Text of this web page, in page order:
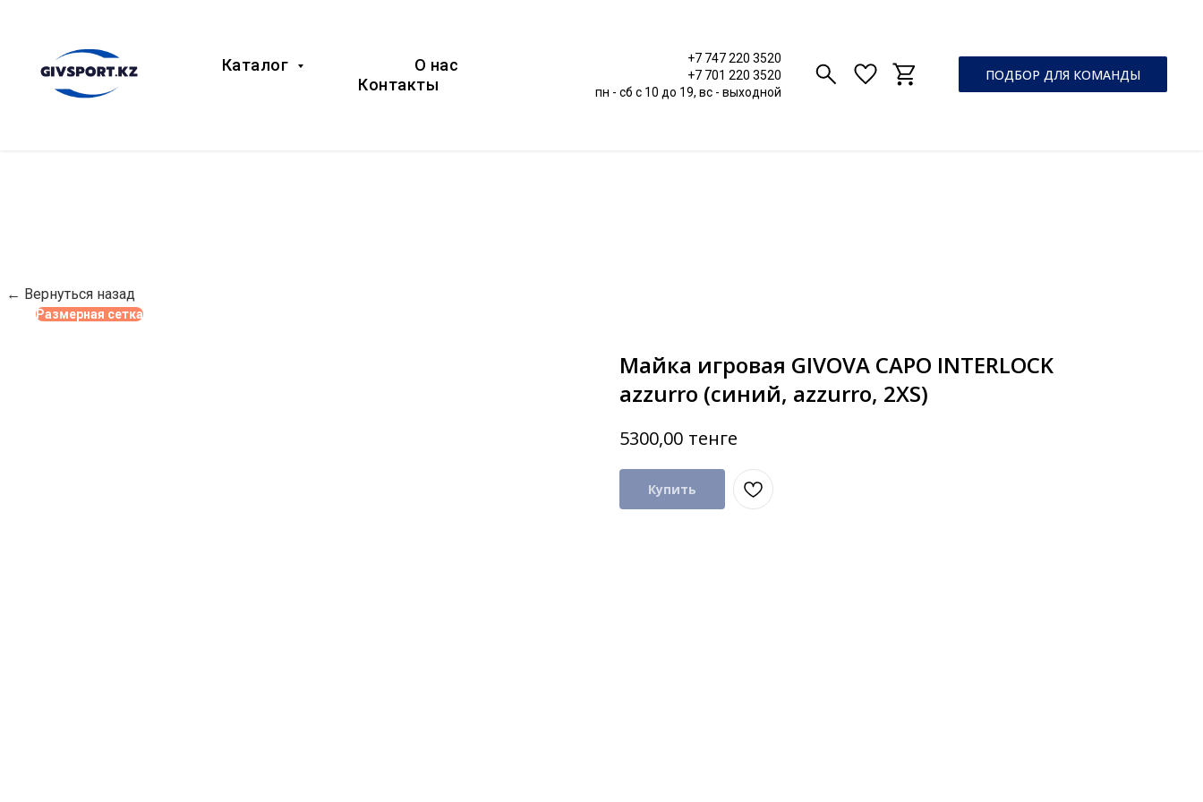
Каталог
О нас
Контакты
+7 747 220 3520
+7 701 220 3520
пн - сб c 10 до 19, вс - выходной
ПОДБОР ДЛЯ КОМАНДЫ
← Вернуться назад
Размерная сетка
Майка игровая GIVOVA CAPO INTERLOCK
azzurro (синий, azzurro, 2XS)
5300,00 тенге
Купить